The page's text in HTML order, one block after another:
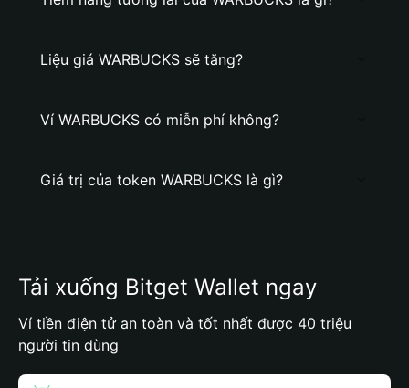
Liệu giá WARBUCKS sẽ tăng?
Ví WARBUCKS có miễn phí không?
Giá trị của token WARBUCKS là gì?
Tải xuống Bitget Wallet ngay
Ví tiền điện tử an toàn và tốt nhất được 40 triệu
người tin dùng